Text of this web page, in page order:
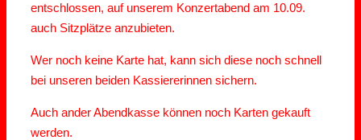
entschlossen, auf unserem Konzertabend am 10.09.
auch Sitzplätze anzubieten.
Wer noch keine Karte hat, kann sich diese noch schnell
bei unseren beiden Kassiererinnen sichern.
Auch ander Abendkasse können noch Karten gekauft
werden.